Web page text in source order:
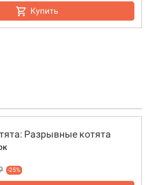
Купить
Разрывные котята
-25%